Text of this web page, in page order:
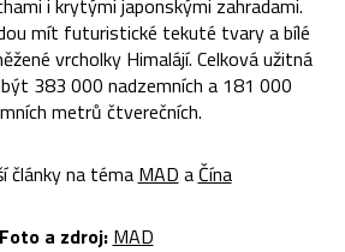
mít futuristické tekuté tvary a bílé
vrcholky Himalájí. Celková užitná
383 000 nadzemních a 181 000
metrů čtverečních.
články na téma MAD a Čína
Foto a zdroj: MAD